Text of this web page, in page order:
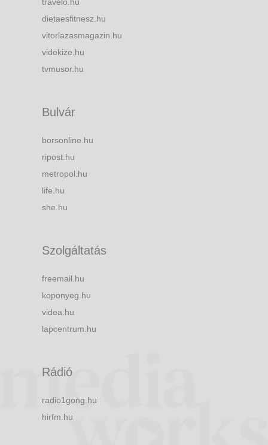
dietaesfitnesz.hu
vitorlazasmagazin.hu
videkize.hu
tvmusor.hu
Bulvár
borsonline.hu
ripost.hu
metropol.hu
life.hu
she.hu
Szolgáltatás
freemail.hu
koponyeg.hu
videa.hu
lapcentrum.hu
Rádió
radio1gong.hu
hirfm.hu